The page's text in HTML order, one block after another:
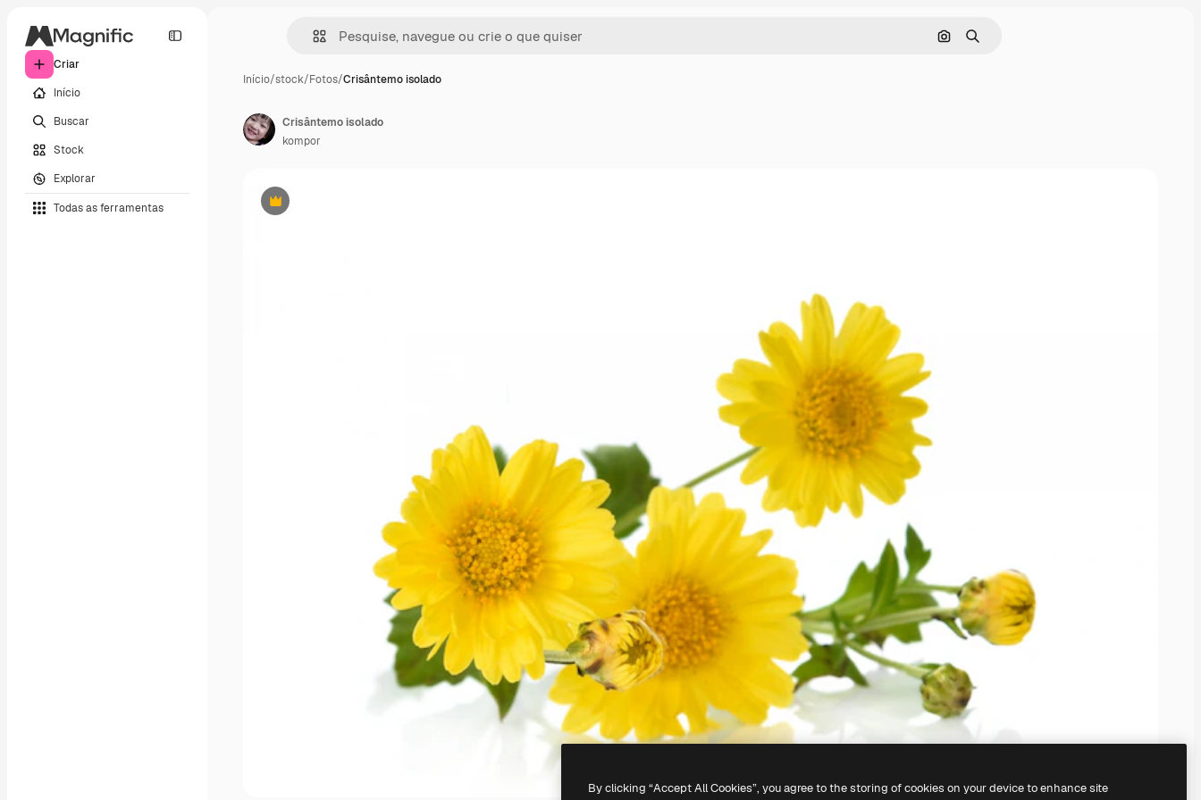
Criar
Início
Buscar
Stock
Explorar
Todas as ferramentas
Pesquisar por imagem
Buscar
Início/stock/Fotos/Crisântemo isolado
Premium
Crisântemo isolado
kompor
By clicking “Accept All Cookies”, you agree to the storing of cookies on your device to enhance site